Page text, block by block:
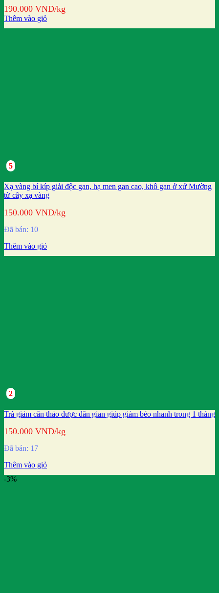
190.000 VND/kg
Thêm vào giỏ
5
Xạ vàng bí kíp giải độc gan, hạ men gan cao, khô gan ở xứ Mường
từ cây xạ vàng
150.000 VND/kg
Đã bán: 10
Thêm vào giỏ
2
Trà giảm cân thảo dược dân gian giúp giảm béo nhanh trong 1 tháng
150.000 VND/kg
Đã bán: 17
Thêm vào giỏ
-3%